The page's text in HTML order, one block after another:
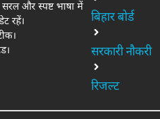
और स्पष्ट भाषा में
रहें।
बिहार बोर्ड
सरकारी नौकरी
रिजल्ट